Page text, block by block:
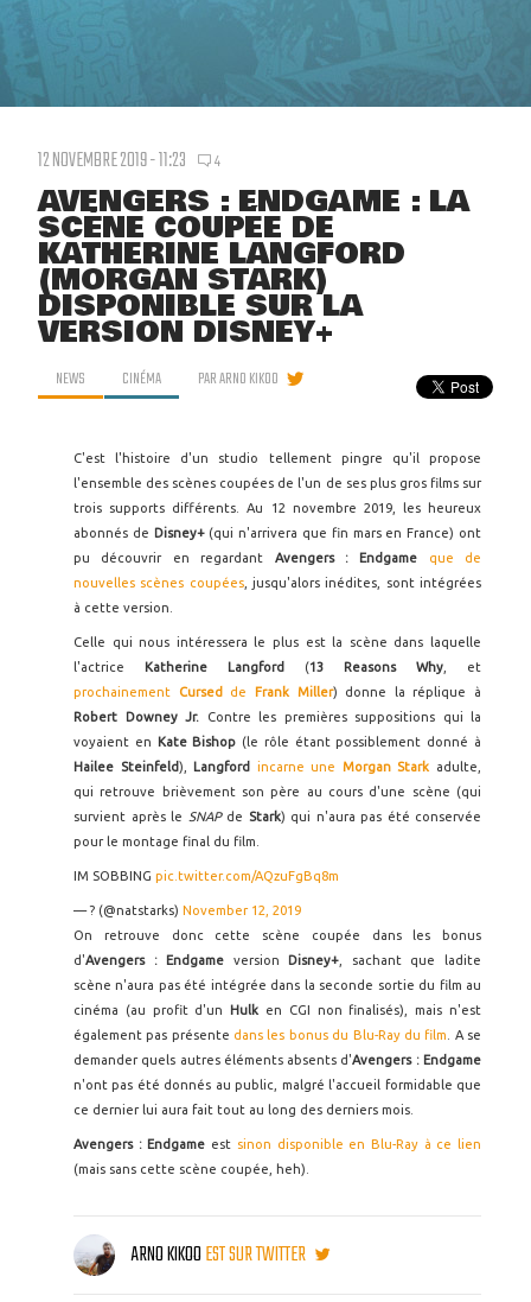
12 NOVEMBRE 2019 - 11:23 4
AVENGERS : ENDGAME : LA
SCÈNE COUPÉE DE
KATHERINE LANGFORD
(MORGAN STARK)
DISPONIBLE SUR LA
VERSION DISNEY+
NEWS CINÉMA PARARNO KIKOO
C'est l'histoire d'un studio tellement pingre qu'il propose
l'ensemble des scènes coupées de l'un de ses plus gros films sur
trois supports différents. Au 12 novembre 2019, les heureux
abonnés de Disney+ (qui n'arrivera que fin mars en France) ont
pu découvrir en regardant Avengers : Endgame
que de
nouvelles scènes coupées, jusqu'alors inédites, sont intégrées
à cette version.
Celle qui nous intéressera le plus est la scène dans laquelle
l'actrice Katherine Langford (13 Reasons Why , et
prochainement Cursed de Frank Miller) donne la réplique à
Robert Downey Jr.
Contre les premières suppositions qui la
voyaient en Kate Bishop (le rôle étant possiblement donné à
Hailee Steinfeld), Langford incarne une Morgan Stark adulte,
qui retrouve brièvement son père au cours d'une scène (qui
survient après le
SNAP de Stark) qui n'aura pas été conservée
pour le montage final du film.
IM SOBBING pic.twitter.com/AQzuFgBq8m
— ? (@natstarks) November 12, 2019
On retrouve donc cette scène coupée dans les bonus
d'Avengers : Endgame version Disney+ , sachant que ladite
scène n'aura pas été intégrée dans la seconde sortie du film au
cinéma (au profit d'un Hulk en CGI non finalisés), mais n'est
également pas présente dans les bonus du Blu-Ray du film
. A se
demander quels autres éléments absents d'Avengers : Endgame
n'ont pas été donnés au public, malgré l'accueil formidable que
ce dernier lui aura fait tout au long des derniers mois.
Avengers : Endgame est sinon disponible en Blu-Ray à ce lien
(mais sans cette scène coupée, heh).
ARNO KIKOOEST SUR TWITTER